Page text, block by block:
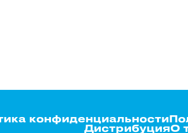
конфиденциальности
ДистрибуцияО